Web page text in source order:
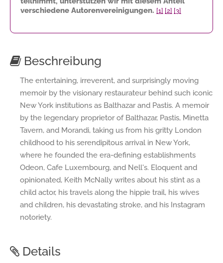
verschiedene Autorenvereinigungen. [1] [2] [3]
Beschreibung
The entertaining, irreverent, and surprisingly moving
memoir by the visionary restaurateur behind such iconic
New York institutions as Balthazar and Pastis. A memoir
by the legendary proprietor of Balthazar, Pastis, Minetta
Tavern, and Morandi, taking us from his gritty London
childhood to his serendipitous arrival in New York,
where he founded the era-defining establishments
Odeon, Cafe Luxembourg, and Nell's. Eloquent and
opinionated, Keith McNally writes about his stint as a
child actor, his travels along the hippie trail, his wives
and children, his devastating stroke, and his Instagram
notoriety.
Details